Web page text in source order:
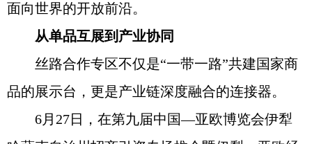
面向世界的开放前沿。
从单品互展到产业协同
丝路合作专区不仅是“一带一路”共建国家商
品的展示台，更是产业链深度融合的连接器。
6月27日，在第九届中国—亚欧博览会伊犁